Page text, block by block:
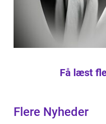
Få læst
Flere Nyheder